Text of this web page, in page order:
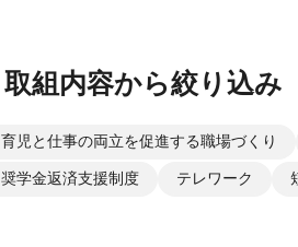
取組内容から絞り込み
育児と仕事の両立を促進する職場づくり
奨学金返済支援制度 テレワーク